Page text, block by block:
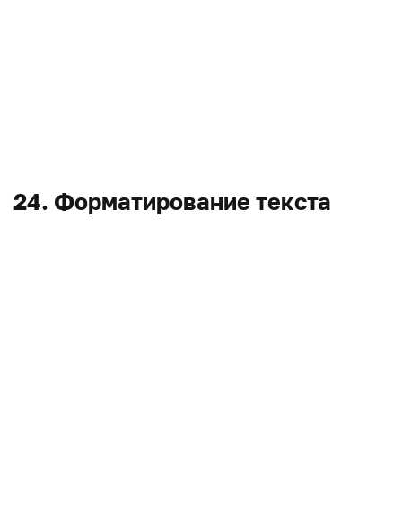
24. Форматирование текста